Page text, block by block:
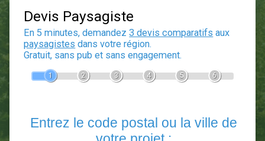
Devis Paysagiste
En 5 minutes, demandez3 devis comparatifs
2 3